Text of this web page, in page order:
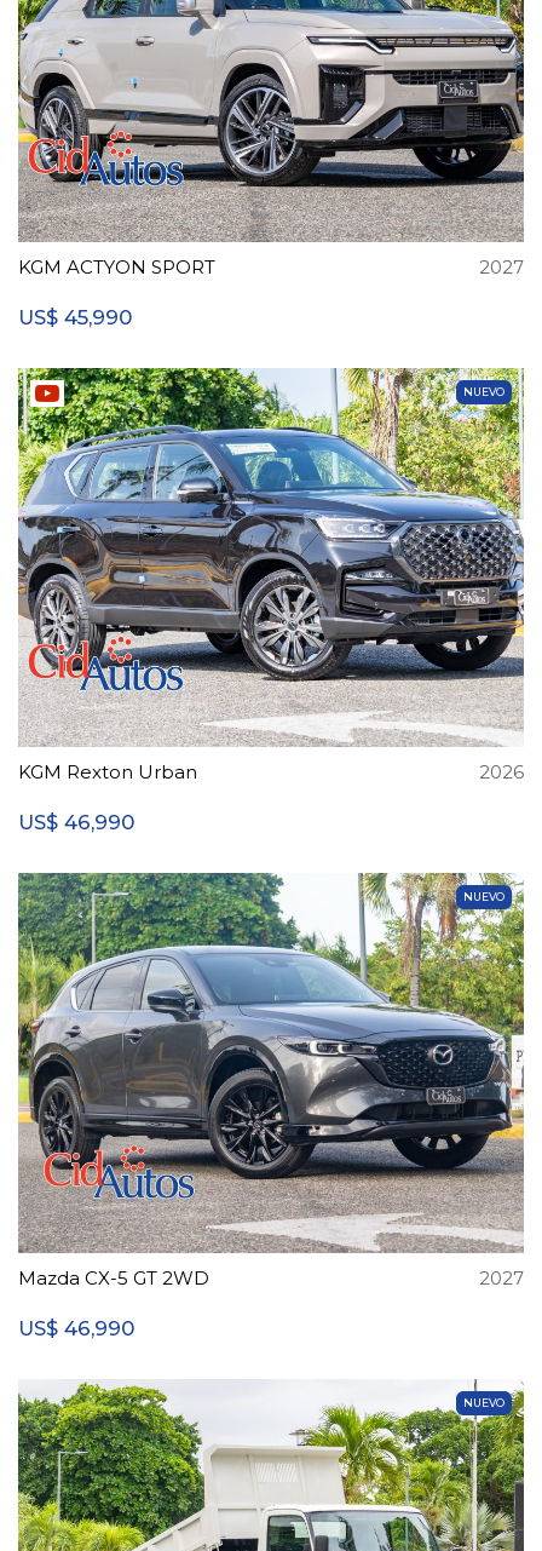
KGM ACTYON SPORT 2027
US$ 45,990
NUEVO
KGM Rexton Urban 2026
US$ 46,990
NUEVO
Mazda CX-5 GT 2WD 2027
US$ 46,990
NUEVO